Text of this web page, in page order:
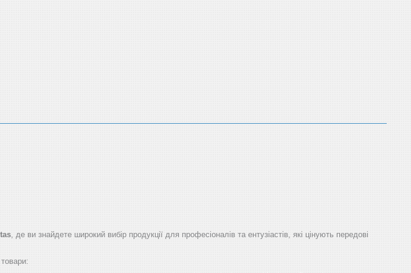
, де ви знайдете широкий вибір продукції для професіоналів та ентузіастів, які цінують передові